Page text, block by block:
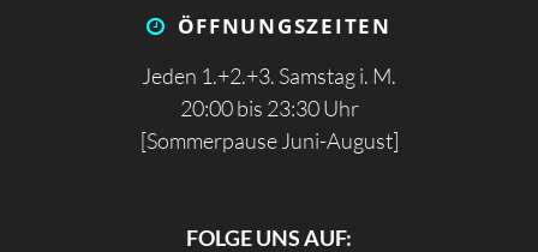
ÖFFNUNGS­ZEITEN
Jeden 1.+2.+3. Samstag i. M.
20:00 bis 23:30 Uhr
[Sommerpause Juni-August]
FOLGE UNS AUF: